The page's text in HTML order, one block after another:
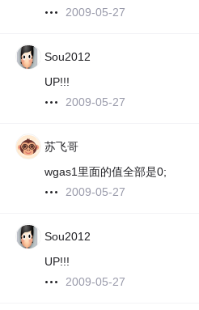
2009-05-27
Sou2012
UP!!!
2009-05-27
苏飞哥
wgas1里面的值全部是0;
2009-05-27
Sou2012
UP!!!
2009-05-27